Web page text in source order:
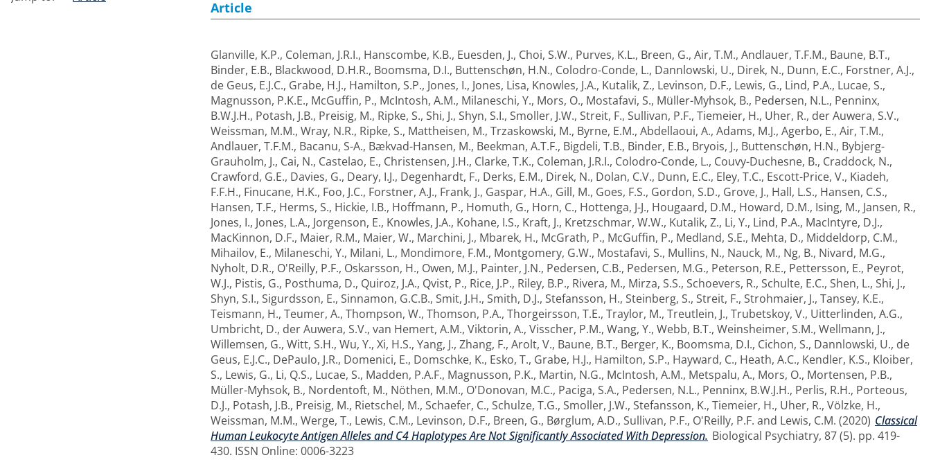
Article
Glanville, K.P., Coleman, J.R.I., Hanscombe, K.B., Euesden, J., Choi, S.W., Purves, K.L., Breen, G., Air, T.M., Andlauer, T.F.M., Baune, B.T.,
Binder, E.B., Blackwood, D.H.R., Boomsma, D.I., Buttenschøn, H.N., Colodro-Conde, L., Dannlowski, U., Direk, N., Dunn, E.C., Forstner, A.J.,
de Geus, E.J.C., Grabe, H.J., Hamilton, S.P., Jones, I., Jones, Lisa, Knowles, J.A., Kutalik, Z., Levinson, D.F., Lewis, G., Lind, P.A., Lucae, S.,
Magnusson, P.K.E., McGuffin, P., McIntosh, A.M., Milaneschi, Y., Mors, O., Mostafavi, S., Müller-Myhsok, B., Pedersen, N.L., Penninx,
B.W.J.H., Potash, J.B., Preisig, M., Ripke, S., Shi, J., Shyn, S.I., Smoller, J.W., Streit, F., Sullivan, P.F., Tiemeier, H., Uher, R., der Auwera, S.V.,
Weissman, M.M., Wray, N.R., Ripke, S., Mattheisen, M., Trzaskowski, M., Byrne, E.M., Abdellaoui, A., Adams, M.J., Agerbo, E., Air, T.M.,
Andlauer, T.F.M., Bacanu, S-A., Bækvad-Hansen, M., Beekman, A.T.F., Bigdeli, T.B., Binder, E.B., Bryois, J., Buttenschøn, H.N., Bybjerg-
Grauholm, J., Cai, N., Castelao, E., Christensen, J.H., Clarke, T.K., Coleman, J.R.I., Colodro-Conde, L., Couvy-Duchesne, B., Craddock, N.,
Crawford, G.E., Davies, G., Deary, I.J., Degenhardt, F., Derks, E.M., Direk, N., Dolan, C.V., Dunn, E.C., Eley, T.C., Escott-Price, V., Kiadeh,
F.F.H., Finucane, H.K., Foo, J.C., Forstner, A.J., Frank, J., Gaspar, H.A., Gill, M., Goes, F.S., Gordon, S.D., Grove, J., Hall, L.S., Hansen, C.S.,
Hansen, T.F., Herms, S., Hickie, I.B., Hoffmann, P., Homuth, G., Horn, C., Hottenga, J-J., Hougaard, D.M., Howard, D.M., Ising, M., Jansen, R.,
Jones, I., Jones, L.A., Jorgenson, E., Knowles, J.A., Kohane, I.S., Kraft, J., Kretzschmar, W.W., Kutalik, Z., Li, Y., Lind, P.A., MacIntyre, D.J.,
MacKinnon, D.F., Maier, R.M., Maier, W., Marchini, J., Mbarek, H., McGrath, P., McGuffin, P., Medland, S.E., Mehta, D., Middeldorp, C.M.,
Mihailov, E., Milaneschi, Y., Milani, L., Mondimore, F.M., Montgomery, G.W., Mostafavi, S., Mullins, N., Nauck, M., Ng, B., Nivard, M.G.,
Nyholt, D.R., O'Reilly, P.F., Oskarsson, H., Owen, M.J., Painter, J.N., Pedersen, C.B., Pedersen, M.G., Peterson, R.E., Pettersson, E., Peyrot,
W.J., Pistis, G., Posthuma, D., Quiroz, J.A., Qvist, P., Rice, J.P., Riley, B.P., Rivera, M., Mirza, S.S., Schoevers, R., Schulte, E.C., Shen, L., Shi, J.,
Shyn, S.I., Sigurdsson, E., Sinnamon, G.C.B., Smit, J.H., Smith, D.J., Stefansson, H., Steinberg, S., Streit, F., Strohmaier, J., Tansey, K.E.,
Teismann, H., Teumer, A., Thompson, W., Thomson, P.A., Thorgeirsson, T.E., Traylor, M., Treutlein, J., Trubetskoy, V., Uitterlinden, A.G.,
Umbricht, D., der Auwera, S.V., van Hemert, A.M., Viktorin, A., Visscher, P.M., Wang, Y., Webb, B.T., Weinsheimer, S.M., Wellmann, J.,
Willemsen, G., Witt, S.H., Wu, Y., Xi, H.S., Yang, J., Zhang, F., Arolt, V., Baune, B.T., Berger, K., Boomsma, D.I., Cichon, S., Dannlowski, U., de
Geus, E.J.C., DePaulo, J.R., Domenici, E., Domschke, K., Esko, T., Grabe, H.J., Hamilton, S.P., Hayward, C., Heath, A.C., Kendler, K.S., Kloiber,
S., Lewis, G., Li, Q.S., Lucae, S., Madden, P.A.F., Magnusson, P.K., Martin, N.G., McIntosh, A.M., Metspalu, A., Mors, O., Mortensen, P.B.,
Müller-Myhsok, B., Nordentoft, M., Nöthen, M.M., O'Donovan, M.C., Paciga, S.A., Pedersen, N.L., Penninx, B.W.J.H., Perlis, R.H., Porteous,
D.J., Potash, J.B., Preisig, M., Rietschel, M., Schaefer, C., Schulze, T.G., Smoller, J.W., Stefansson, K., Tiemeier, H., Uher, R., Völzke, H.,
Weissman, M.M., Werge, T., Lewis, C.M., Levinson, D.F., Breen, G., Børglum, A.D., Sullivan, P.F., O'Reilly, P.F. and Lewis, C.M. (2020) Classical
Human Leukocyte Antigen Alleles and C4 Haplotypes Are Not Significantly Associated With Depression. Biological Psychiatry, 87 (5). pp. 419-
430. ISSN Online: 0006-3223